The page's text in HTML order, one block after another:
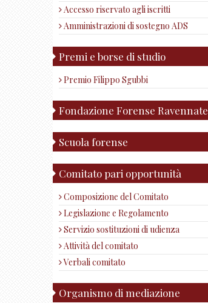
Accesso riservato agli iscritti
Amministrazioni di sostegno ADS
Premi e borse di studio
Premio Filippo Sgubbi
Fondazione Forense Ravennate
Scuola forense
Comitato pari opportunità
Composizione del Comitato
Legislazione e Regolamento
Servizio sostituzioni di udienza
Attività del comitato
Verbali comitato
Organismo di mediazione